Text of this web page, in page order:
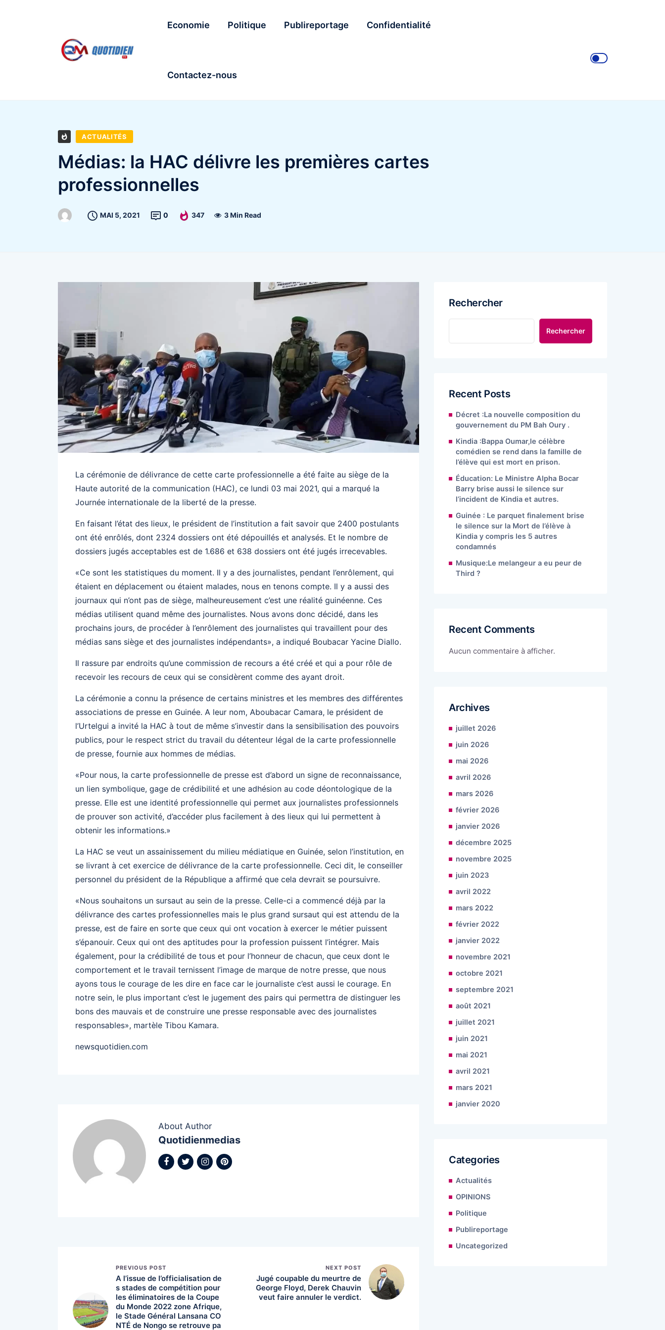
Economie Politique Publireportage Confidentialité
Contactez-nous
ACTUALITÉS
Médias: la HAC délivre les premières cartes
professionnelles
MAI 5, 2021 0 347 3 Min Read
La cérémonie de délivrance de cette carte professionnelle a été faite au siège de la
Haute autorité de la communication (HAC), ce lundi 03 mai 2021, qui a marqué la
Journée internationale de la liberté de la presse.
En faisant l’état des lieux, le président de l’institution a fait savoir que 2400 postulants
ont été enrôlés, dont 2324 dossiers ont été dépouillés et analysés. Et le nombre de
dossiers jugés acceptables est de 1.686 et 638 dossiers ont été jugés irrecevables.
«Ce sont les statistiques du moment. Il y a des journalistes, pendant l’enrôlement, qui
étaient en déplacement ou étaient malades, nous en tenons compte. Il y a aussi des
journaux qui n’ont pas de siège, malheureusement c’est une réalité guinéenne. Ces
médias utilisent quand même des journalistes. Nous avons donc décidé, dans les
prochains jours, de procéder à l’enrôlement des journalistes qui travaillent pour des
médias sans siège et des journalistes indépendants», a indiqué Boubacar Yacine Diallo.
Il rassure par endroits qu’une commission de recours a été créé et qui a pour rôle de
recevoir les recours de ceux qui se considèrent comme des ayant droit.
La cérémonie a connu la présence de certains ministres et les membres des différentes
associations de presse en Guinée. A leur nom, Aboubacar Camara, le président de
l’Urtelgui a invité la HAC à tout de même s’investir dans la sensibilisation des pouvoirs
publics, pour le respect strict du travail du détenteur légal de la carte professionnelle
de presse, fournie aux hommes de médias.
«Pour nous, la carte professionnelle de presse est d’abord un signe de reconnaissance,
un lien symbolique, gage de crédibilité et une adhésion au code déontologique de la
presse. Elle est une identité professionnelle qui permet aux journalistes professionnels
de prouver son activité, d’accéder plus facilement à des lieux qui lui permettent à
obtenir les informations.»
La HAC se veut un assainissement du milieu médiatique en Guinée, selon l’institution, en
se livrant à cet exercice de délivrance de la carte professionnelle. Ceci dit, le conseiller
personnel du président de la République a affirmé que cela devrait se poursuivre.
«Nous souhaitons un sursaut au sein de la presse. Celle-ci a commencé déjà par la
délivrance des cartes professionnelles mais le plus grand sursaut qui est attendu de la
presse, est de faire en sorte que ceux qui ont vocation à exercer le métier puissent
s’épanouir. Ceux qui ont des aptitudes pour la profession puissent l’intégrer. Mais
également, pour la crédibilité de tous et pour l’honneur de chacun, que ceux dont le
comportement et le travail ternissent l’image de marque de notre presse, que nous
ayons tous le courage de les dire en face car le journaliste c’est aussi le courage. En
notre sein, le plus important c’est le jugement des pairs qui permettra de distinguer les
bons des mauvais et de construire une presse responsable avec des journalistes
responsables», martèle Tibou Kamara.
newsquotidien.com
About Author
Quotidienmedias
PREVIOUS POST
A l’issue de l’officialisation de
s stades de compétition pour
les éliminatoires de la Coupe
du Monde 2022 zone Afrique,
le Stade Général Lansana CO
NTÉ de Nongo se retrouve pa
NEXT POST
Jugé coupable du meurtre de
George Floyd, Derek Chauvin
veut faire annuler le verdict.
Rechercher
Rechercher
Recent Posts
Décret :La nouvelle composition du
gouvernement du PM Bah Oury .
Kindia :Bappa Oumar,le célèbre
comédien se rend dans la famille de
l’élève qui est mort en prison.
Éducation: Le Ministre Alpha Bocar
Barry brise aussi le silence sur
l’incident de Kindia et autres.
Guinée : Le parquet finalement brise
le silence sur la Mort de l’élève à
Kindia y compris les 5 autres
condamnés
Musique:Le melangeur a eu peur de
Third ?
Recent Comments
Aucun commentaire à afficher.
Archives
juillet 2026
juin 2026
mai 2026
avril 2026
mars 2026
février 2026
janvier 2026
décembre 2025
novembre 2025
juin 2023
avril 2022
mars 2022
février 2022
janvier 2022
novembre 2021
octobre 2021
septembre 2021
août 2021
juillet 2021
juin 2021
mai 2021
avril 2021
mars 2021
janvier 2020
Categories
Actualités
OPINIONS
Politique
Publireportage
Uncategorized